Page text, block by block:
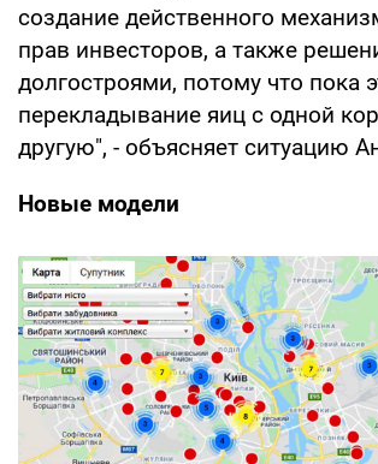
создание действенного
прав инвесторов, а также
долгостроями, потому что пока
перекладывание яиц с одной
другую", - объясняет ситуацию
Новые модели